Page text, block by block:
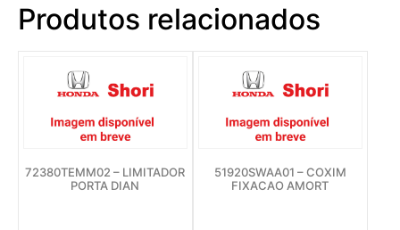
Produtos relacionados
72380TEMM02 – LIMITADOR
PORTA DIAN
51920SWAA01 – COXIM
FIXACAO AMORT